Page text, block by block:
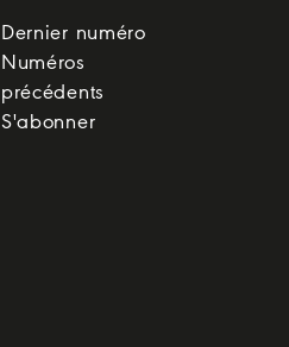
Dernier numéro
Numéros
précédents
S'abonner